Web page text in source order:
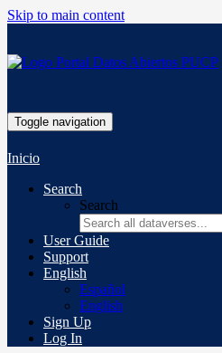
Skip to main content
Toggle navigation
Inicio
Search
Search
User Guide
Support
English
Español
English
Sign Up
Log In